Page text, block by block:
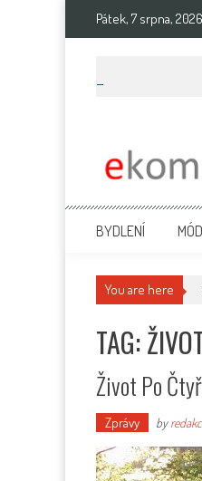
Pátek, 7 srpna, 2026
eKompetence web
BYDLENÍ
You are here
TAG:
Život Po
Zprávy by